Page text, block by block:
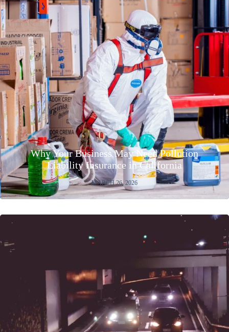
Why Your Business May Need Pollution
Liability Insurance in California
MARCH 26, 2026